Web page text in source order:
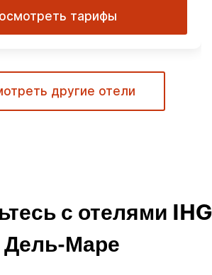
тарифы
другие отели
с отелями IHG
Дель-Маре